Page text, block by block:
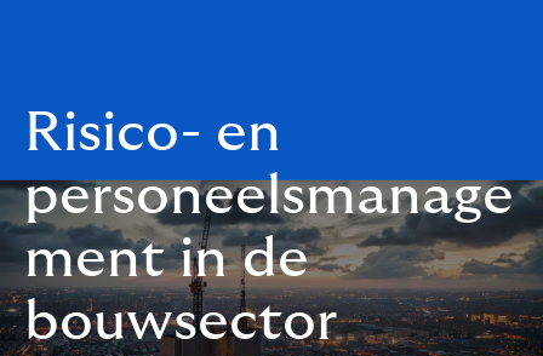
Risico- en
personeelsmanage
ment in de
bouwsector